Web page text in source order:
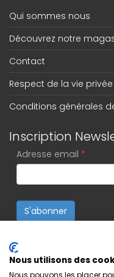
Qui sommes nous
Découvrez notre
Contact
Respect de la vie privée
Conditions générales
Inscription
Adresse email *
S'abonner
Nous utilisons des
Nous pouvons les placer